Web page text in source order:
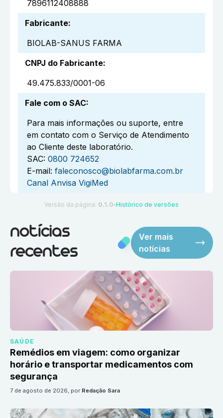
7896112408888
Fabricante:
BIOLAB-SANUS FARMA
CNPJ do Fabricante:
49.475.833/0001-06
Fale com o SAC:
Para mais informações ou suporte, entre
em contato com o Serviço de Atendimento
ao Cliente deste laboratório.
SAC: 0800 724652
E-mail: faleconosco@biolabfarma.com.br
Canal Anvisa VigiMed
Versão da página: 0.1.0 ●Histórico de versões
notícias
recentes
Ver mais
notícias
SAÚDE
Remédios em viagem: como organizar
horário e transportar medicamentos com
segurança
7 de agosto de 2026, por Redação Sara